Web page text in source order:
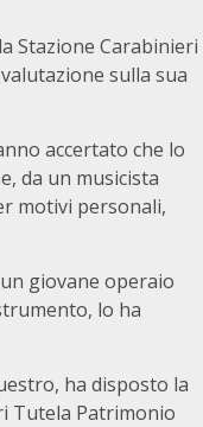
Stazione Carabinieri
sulla sua
accertato che lo
da un musicista
motivi personali,
giovane operaio
lo ha
ha disposto la
Tutela Patrimonio